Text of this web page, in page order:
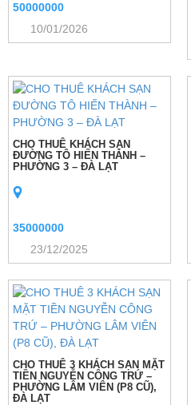
50000000
10/01/2026
CHO THUÊ KHÁCH SẠN
ĐƯỜNG TÔ HIẾN THÀNH –
PHƯỜNG 3 – ĐÀ LẠT
35000000
23/12/2025
CHO THUÊ 3 KHÁCH SẠN MẶT
TIỀN NGUYỄN CÔNG TRỨ –
PHƯỜNG LÂM VIÊN (P8 CŨ),
ĐÀ LẠT